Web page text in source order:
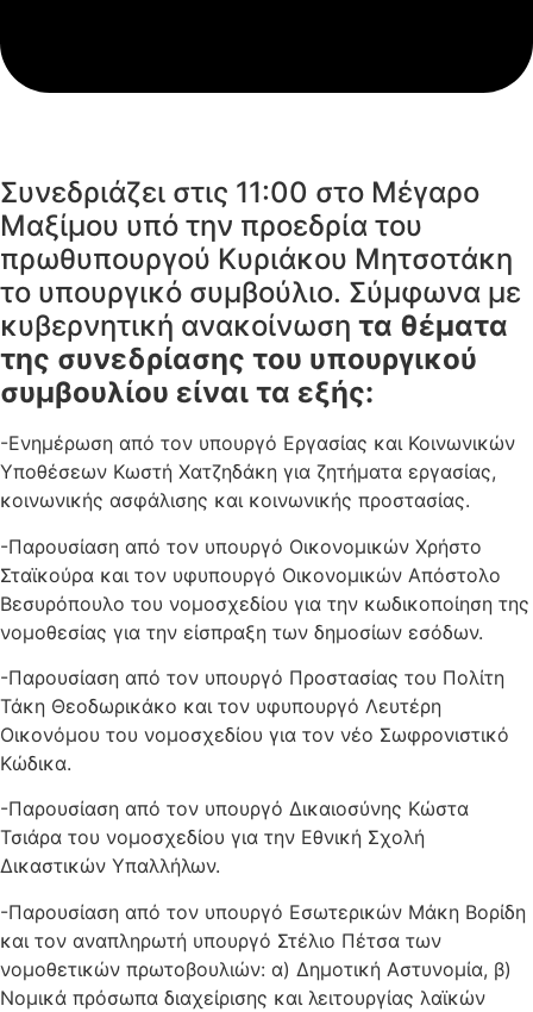
Συνεδριάζει στις 11:00 στο Mέγαρο
Μαξίμου υπό την προεδρία του
πρωθυπουργού Κυριάκου Μητσοτάκη
το υπουργικό συμβούλιο. Σύμφωνα με
κυβερνητική ανακοίνωση τα θέματα
της συνεδρίασης του υπουργικού
συμβουλίου είναι τα εξής:
-Ενημέρωση από τον υπουργό Εργασίας και Κοινωνικών
Υποθέσεων Κωστή Χατζηδάκη για ζητήματα εργασίας,
κοινωνικής ασφάλισης και κοινωνικής προστασίας.
-Παρουσίαση από τον υπουργό Οικονομικών Χρήστο
Σταϊκούρα και τον υφυπουργό Οικονομικών Απόστολο
Βεσυρόπουλο του νομοσχεδίου για την κωδικοποίηση της
νομοθεσίας για την είσπραξη των δημοσίων εσόδων.
-Παρουσίαση από τον υπουργό Προστασίας του Πολίτη
Τάκη Θεοδωρικάκο και τον υφυπουργό Λευτέρη
Οικονόμου του νομοσχεδίου για τον νέο Σωφρονιστικό
Κώδικα.
-Παρουσίαση από τον υπουργό Δικαιοσύνης Κώστα
Τσιάρα του νομοσχεδίου για την Εθνική Σχολή
Δικαστικών Υπαλλήλων.
-Παρουσίαση από τον υπουργό Εσωτερικών Μάκη Βορίδη
και τον αναπληρωτή υπουργό Στέλιο Πέτσα των
νομοθετικών πρωτοβουλιών: α) Δημοτική Αστυνομία, β)
Νομικά πρόσωπα διαχείρισης και λειτουργίας λαϊκών